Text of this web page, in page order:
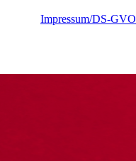
Impressum/DS-GVO